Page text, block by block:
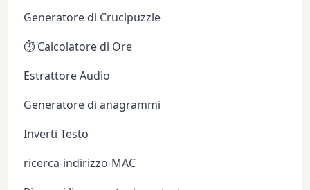
Generatore di Crucipuzzle
⏱️ Calcolatore di Ore
Estrattore Audio
Generatore di anagrammi
Inverti Testo
ricerca-indirizzo-MAC